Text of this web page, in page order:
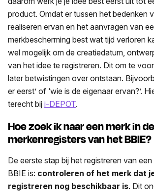
product. Omdat er tussen het bedenken
realiseren ervan en het aanvragen van
merkbescherming best wat tijd verloren
wel mogelijk om de creatie­datum,
van het idee te registreren. Dit om te
later betwistingen over ontstaan.
er eerst’ of ‘wie is de eigenaar ervan?’.
terecht bij i-DEPOT.
Hoe zoek ik naar een merk in de
merkenregisters van het BBIE?
De eerste stap bij het registreren van een
BBIE is: controleren of het merk dat
registreren nog beschikbaar is. Dit